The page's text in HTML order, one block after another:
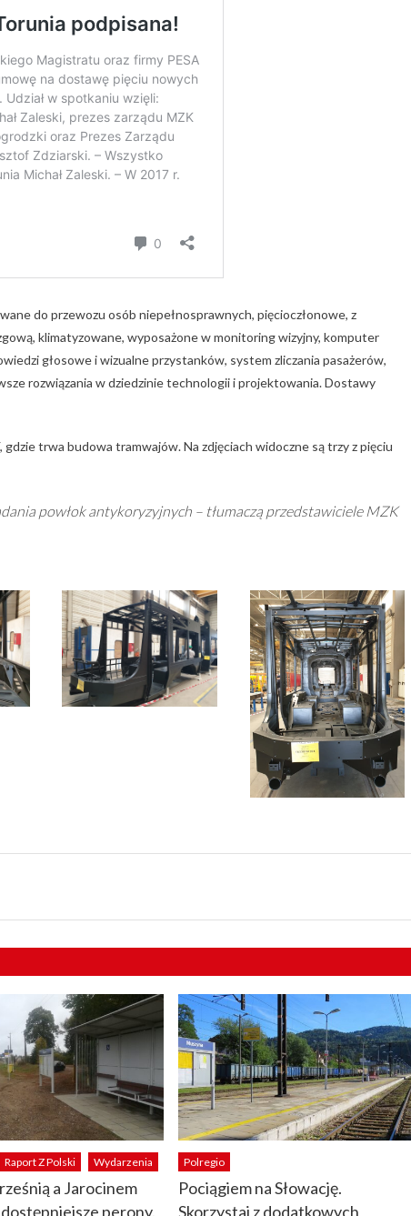
do przewozu osób niepełnosprawnych, pięcioczłonowe, z
klimatyzowane, wyposażone w monitoring wizyjny, komputer
głosowe i wizualne przystanków, system zliczania pasażerów,
rozwiązania w dziedzinie technologii i projektowania. Dostawy
trwa budowa tramwajów. Na zdjęciach widoczne są trzy z pięciu
powłok antykoryzyjnych – tłumaczą przedstawiciele MZK
Raport Z Polski Wydarzenia
a Jarocinem
perony.
Polregio
Pociągiem na Słowację.
Skorzystaj z dodatkowych